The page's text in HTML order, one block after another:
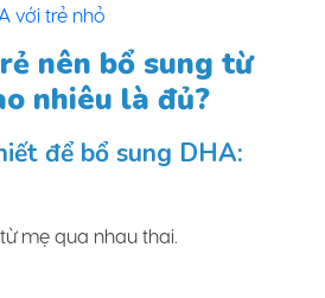
với trẻ nhỏ
nên bổ sung từ
nhiêu là đủ?
để bổ sung DHA:
mẹ qua nhau thai.